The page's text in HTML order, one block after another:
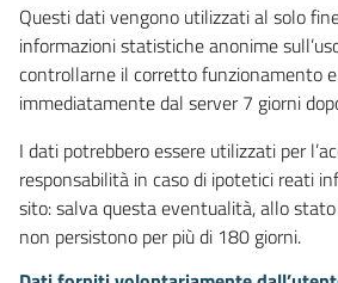
Questi dati vengono utilizzati al solo
informazioni statistiche anonime
controllarne il corretto funzionamento
immediatamente dal server 7 giorni
I dati potrebbero essere utilizzati per
responsabilità in caso di ipotetici reati
sito: salva questa eventualità, allo
non persistono per più di 180 giorni.